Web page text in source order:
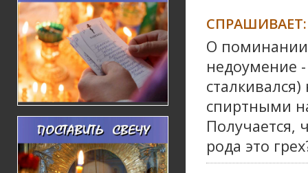
СПРАШИВАЕТ:
О поминании
недоумение
спиртными
Получается,
рода это